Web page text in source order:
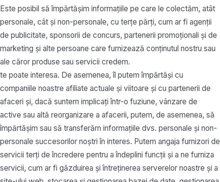
Este posibil să împărtășim informațiile pe care le colectăm, atât
personale, cât și non-personale, cu terțe părți, cum ar fi agenții
de publicitate, sponsorii de concurs, partenerii promoționali și de
marketing și alte persoane care furnizează conținutul nostru sau
ale căror produse sau servicii credem.
te poate interesa. De asemenea, îl putem împărtăși cu
companiile noastre afiliate actuale și viitoare și cu partenerii de
afaceri și, dacă suntem implicați într-o fuziune, vânzare de
active sau altă reorganizare a afacerii, putem, de asemenea, să
împărtășim sau să transferăm informațiile dvs. personale și non-
personale succesorilor noștri în interes. Putem angaja furnizori de
servicii terți de încredere pentru a îndeplini funcții și a ne furniza
servicii, cum ar fi găzduirea și întreținerea serverelor noastre și a